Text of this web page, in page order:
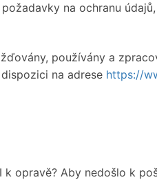
na ochranu
používány a
na adrese https://
opravě? Aby nedošlo k